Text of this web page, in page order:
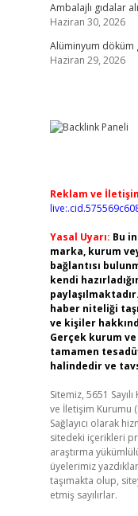
Ambalajlı gıdalar
Haziran 30, 2026
Alüminyum döküm
Haziran 29, 2026
Reklam ve
Yasal Uyarı: Bu
marka, kurum
bağlantısı
kendi
haber niteliği
ve kişiler
Gerçek kurum
tamamen
halindedir ve
Sitemiz, 5651
ve İletişim Kurumu
Sağlayıcı olarak
sitedeki içerikleri
araştırma
üyelerimiz
taşımakta olup,
etmiş sayılırlar.